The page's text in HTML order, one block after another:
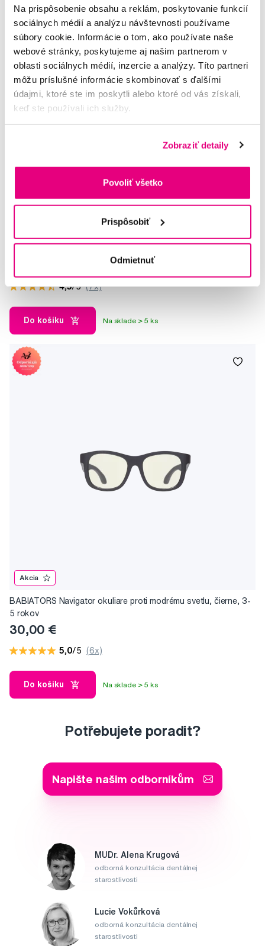
Na prispôsobenie obsahu a reklám, poskytovanie funkcií
sociálnych médií a analýzu návštevnosti používame
súbory cookie. Informácie o tom, ako používate naše
webové stránky, poskytujeme aj našim partnerom v
oblasti sociálnych médií, inzercie a analýzy. Títo partneri
môžu príslušné informácie skombinovať s ďalšími
údajmi, ktoré ste im poskytli alebo ktoré od vás získali,
keď ste používali ich služby.
Zobraziť detaily
Povoliť všetko
Prispôsobiť
Odmietnuť
BABIATORS Navigator okuliare proti modrému svetlu, ružové,
4,5/5 (7x)
Do košíku Na sklade > 5 ks
Akcia
BABIATORS Navigator okuliare proti modrému svetlu, čierne, 3-
5 rokov
30,00 €
5,0/5 (6x)
Do košíku Na sklade > 5 ks
Potřebujete poradit?
Napište našim odborníkům
MUDr. Alena Krugová
odborná konzultácia dentálnej
starostlivosti
Lucie Vokůrková
odborná konzultácia dentálnej
starostlivosti